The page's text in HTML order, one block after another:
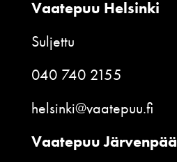
Vaatepuu Helsinki
Suljettu
040 740 2155
helsinki@vaatepuu.fi
Vaatepuu Järvenpää